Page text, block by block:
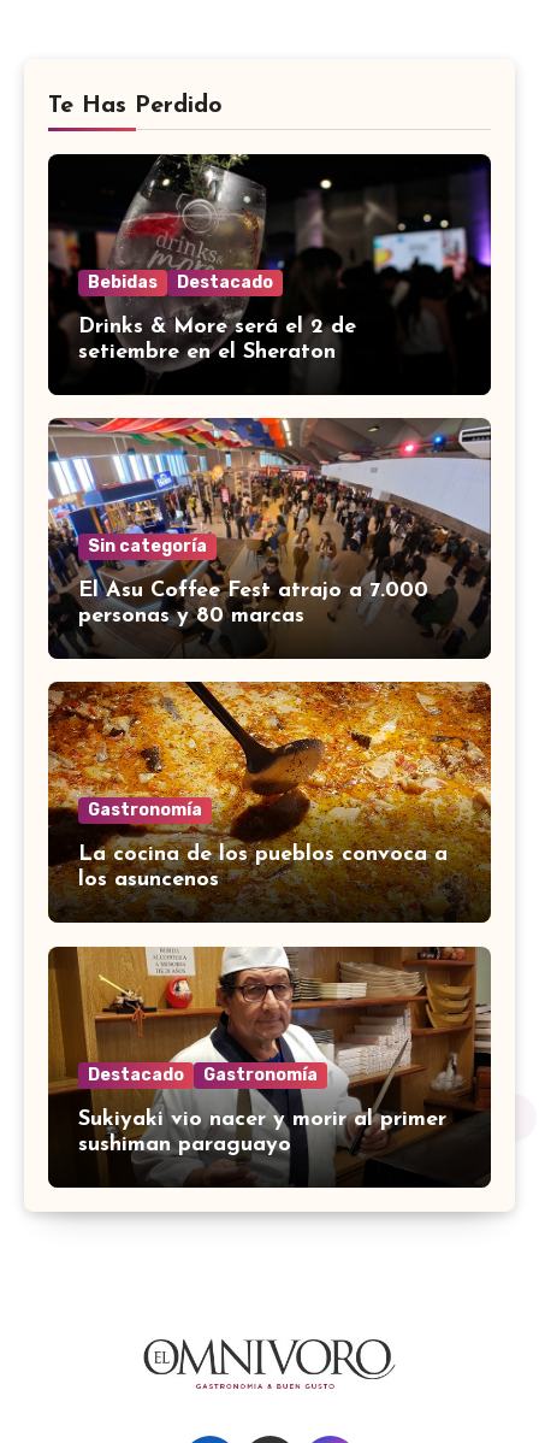
Te Has Perdido
Bebidas Destacado
Drinks & More será el 2 de
setiembre en el Sheraton
Sin categoría
El Asu Coffee Fest atrajo a 7.000
personas y 80 marcas
Gastronomía
La cocina de los pueblos convoca a
los asuncenos
Destacado Gastronomía
Sukiyaki vio nacer y morir al primer
sushiman paraguayo